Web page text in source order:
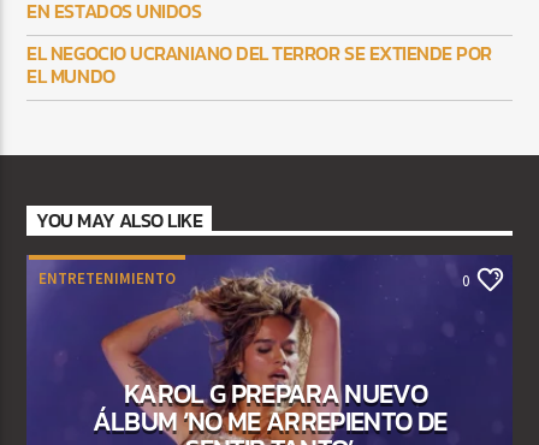
EN ESTADOS UNIDOS
EL NEGOCIO UCRANIANO DEL TERROR SE EXTIENDE POR
EL MUNDO
YOU MAY ALSO LIKE
ENTRETENIMIENTO 0
KAROL G PREPARA NUEVO
ÁLBUM ‘NO ME ARREPIENTO DE